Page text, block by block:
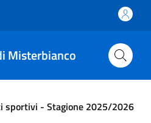
Misterbianco
sportivi - Stagione 2025/2026